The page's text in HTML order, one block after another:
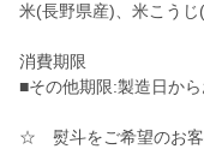
米(長野県産)、米こうじ
消費期限
■その他期限:製造日か
☆ 熨斗をご希望のお客